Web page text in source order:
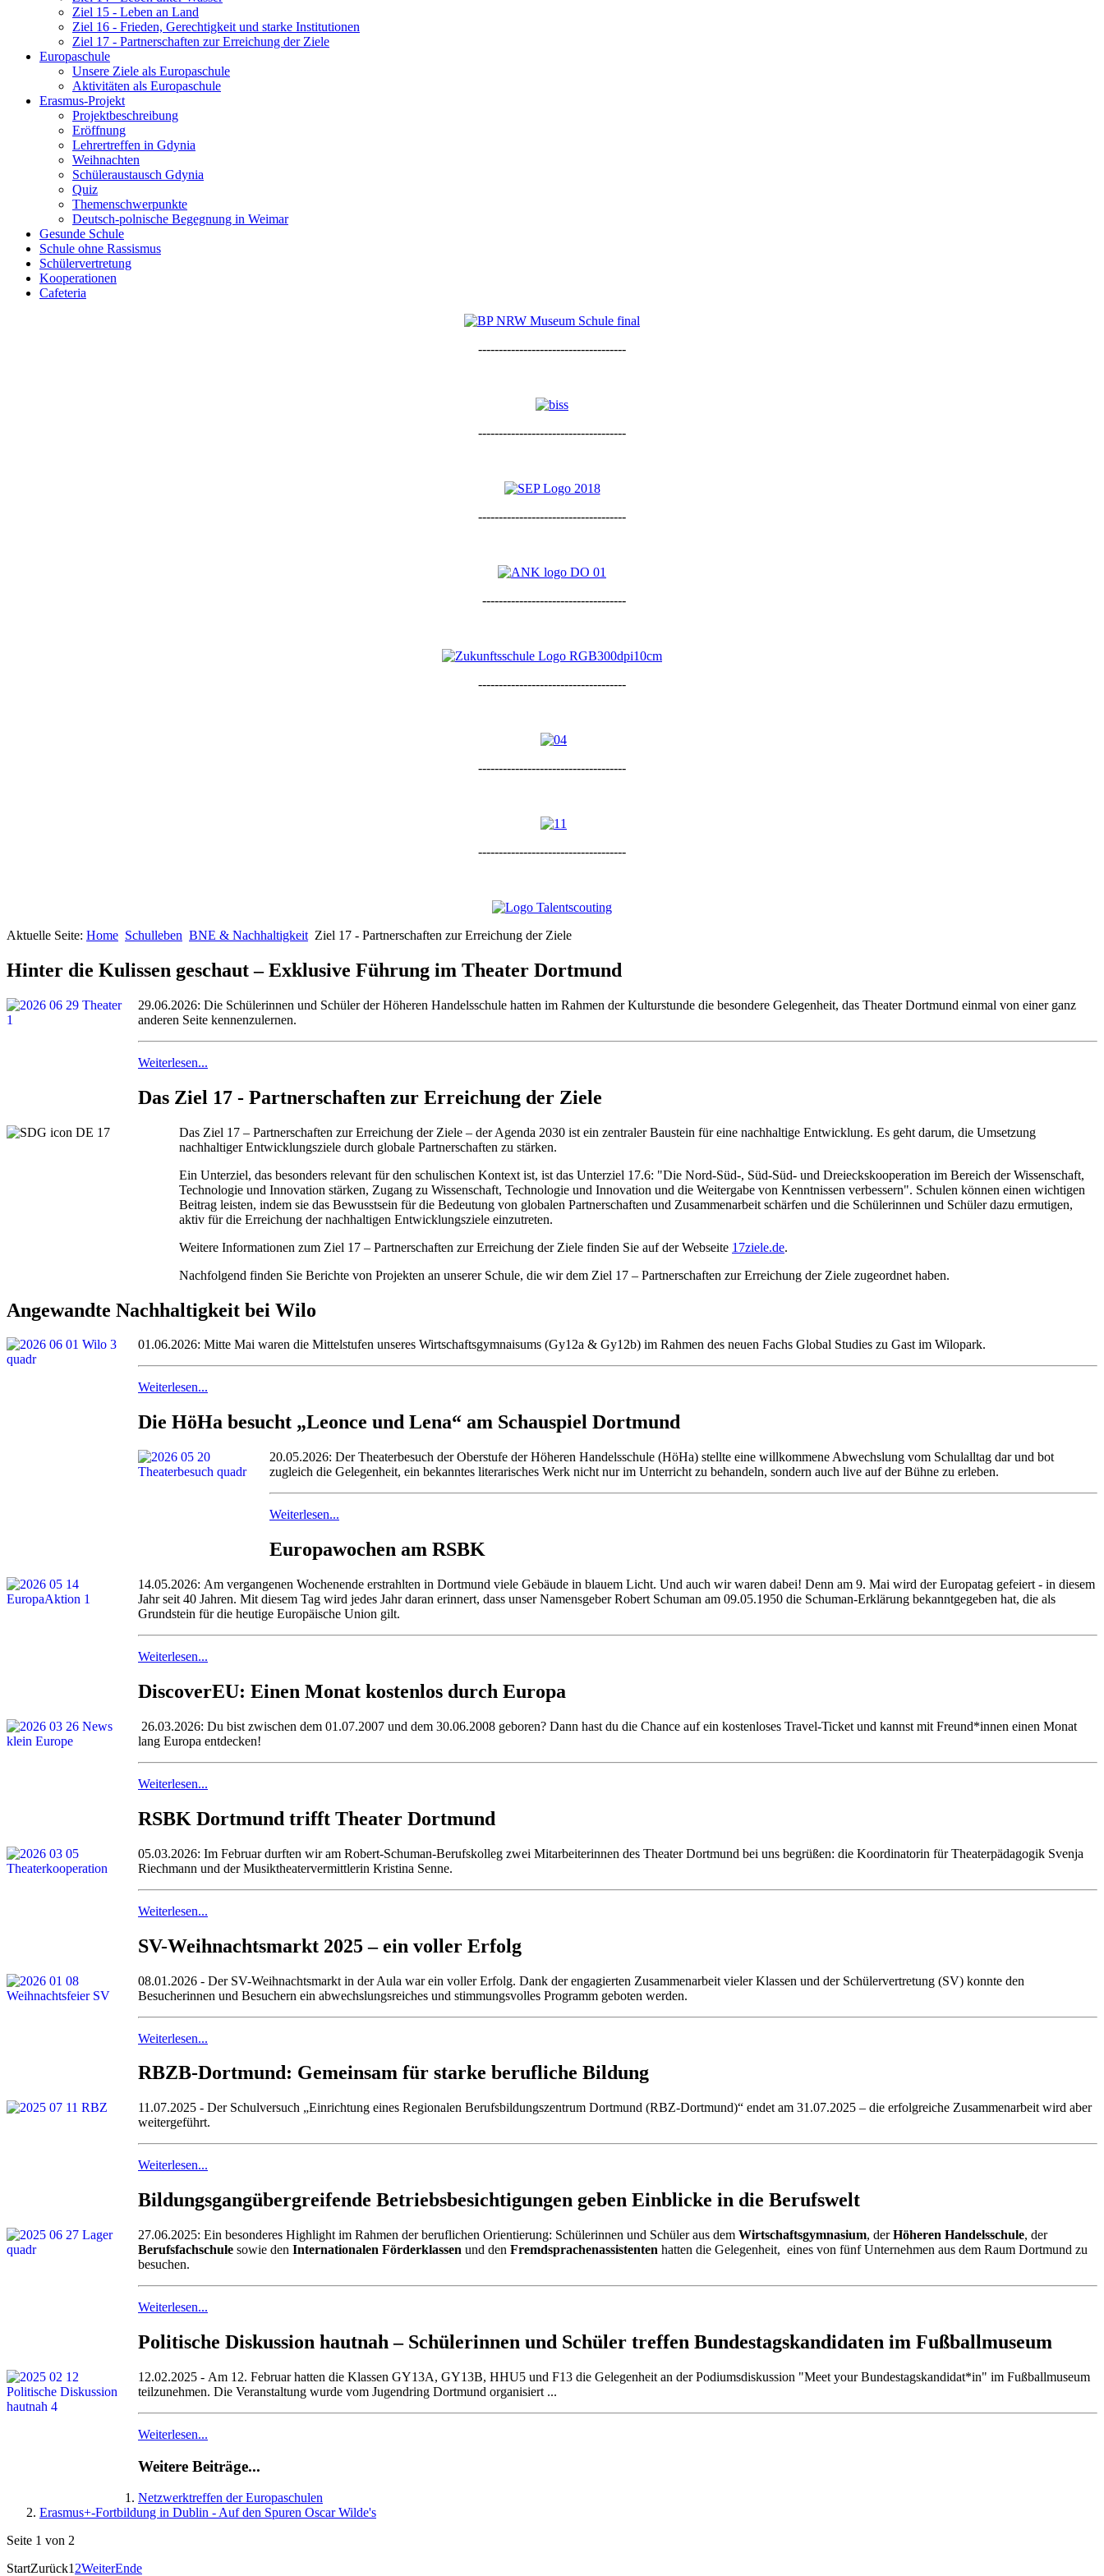
Ziel 15 - Leben an Land
Ziel 16 - Frieden, Gerechtigkeit und starke Institutionen
Ziel 17 - Partnerschaften zur Erreichung der Ziele
Europaschule
Unsere Ziele als Europaschule
Aktivitäten als Europaschule
Erasmus-Projekt
Projektbeschreibung
Eröffnung
Lehrertreffen in Gdynia
Weihnachten
Schüleraustausch Gdynia
Quiz
Themenschwerpunkte
Deutsch-polnische Begegnung in Weimar
Gesunde Schule
Schule ohne Rassismus
Schülervertretung
Kooperationen
Cafeteria
------------------------------------
------------------------------------
------------------------------------
-----------------------------------
------------------------------------
------------------------------------
------------------------------------
Aktuelle Seite: Home Schulleben BNE & Nachhaltigkeit Ziel 17 - Partnerschaften zur Erreichung der Ziele
Hinter die Kulissen geschaut – Exklusive Führung im Theater Dortmund
29.06.2026: Die Schülerinnen und Schüler der Höheren Handelsschule hatten im Rahmen der Kulturstunde die besondere Gelegenheit, das Theater Dortmund einmal von einer ganz
anderen Seite kennenzulernen.
Weiterlesen...
Das Ziel 17 - Partnerschaften zur Erreichung der Ziele
Das Ziel 17 – Partnerschaften zur Erreichung der Ziele – der Agenda 2030 ist ein zentraler Baustein für eine nachhaltige Entwicklung. Es geht darum, die Umsetzung
nachhaltiger Entwicklungsziele durch globale Partnerschaften zu stärken.
Ein Unterziel, das besonders relevant für den schulischen Kontext ist, ist das Unterziel 17.6: "Die Nord-Süd-, Süd-Süd- und Dreieckskooperation im Bereich der Wissenschaft,
Technologie und Innovation stärken, Zugang zu Wissenschaft, Technologie und Innovation und die Weitergabe von Kenntnissen verbessern". Schulen können einen wichtigen
Beitrag leisten, indem sie das Bewusstsein für die Bedeutung von globalen Partnerschaften und Zusammenarbeit schärfen und die Schülerinnen und Schüler dazu ermutigen,
aktiv für die Erreichung der nachhaltigen Entwicklungsziele einzutreten.
Weitere Informationen zum Ziel 17 – Partnerschaften zur Erreichung der Ziele finden Sie auf der Webseite 17ziele.de.
Nachfolgend finden Sie Berichte von Projekten an unserer Schule, die wir dem Ziel 17 – Partnerschaften zur Erreichung der Ziele zugeordnet haben.
Angewandte Nachhaltigkeit bei Wilo
01.06.2026: Mitte Mai waren die Mittelstufen unseres Wirtschaftsgymnaisums (Gy12a & Gy12b) im Rahmen des neuen Fachs Global Studies zu Gast im Wilopark.
Weiterlesen...
Die HöHa besucht „Leonce und Lena“ am Schauspiel Dortmund
20.05.2026: Der Theaterbesuch der Oberstufe der Höheren Handelsschule (HöHa) stellte eine willkommene Abwechslung vom Schulalltag dar und bot
zugleich die Gelegenheit, ein bekanntes literarisches Werk nicht nur im Unterricht zu behandeln, sondern auch live auf der Bühne zu erleben.
Weiterlesen...
Europawochen am RSBK
14.05.2026: Am vergangenen Wochenende erstrahlten in Dortmund viele Gebäude in blauem Licht. Und auch wir waren dabei! Denn am 9. Mai wird der Europatag gefeiert - in diesem
Jahr seit 40 Jahren. Mit diesem Tag wird jedes Jahr daran erinnert, dass unser Namensgeber Robert Schuman am 09.05.1950 die Schuman-Erklärung bekanntgegeben hat, die als
Grundstein für die heutige Europäische Union gilt.
Weiterlesen...
DiscoverEU: Einen Monat kostenlos durch Europa
26.03.2026: Du bist zwischen dem 01.07.2007 und dem 30.06.2008 geboren? Dann hast du die Chance auf ein kostenloses Travel-Ticket und kannst mit Freund*innen einen Monat
lang Europa entdecken!
Weiterlesen...
RSBK Dortmund trifft Theater Dortmund
05.03.2026: Im Februar durften wir am Robert-Schuman-Berufskolleg zwei Mitarbeiterinnen des Theater Dortmund bei uns begrüßen: die Koordinatorin für Theaterpädagogik Svenja
Riechmann und der Musiktheatervermittlerin Kristina Senne.
Weiterlesen...
SV-Weihnachtsmarkt 2025 – ein voller Erfolg
08.01.2026 - Der SV-Weihnachtsmarkt in der Aula war ein voller Erfolg. Dank der engagierten Zusammenarbeit vieler Klassen und der Schülervertretung (SV) konnte den
Besucherinnen und Besuchern ein abwechslungsreiches und stimmungsvolles Programm geboten werden.
Weiterlesen...
RBZB-Dortmund: Gemeinsam für starke berufliche Bildung
11.07.2025 - Der Schulversuch „Einrichtung eines Regionalen Berufsbildungszentrum Dortmund (RBZ-Dortmund)“ endet am 31.07.2025 – die erfolgreiche Zusammenarbeit wird aber
weitergeführt.
Weiterlesen...
Bildungsgangübergreifende Betriebsbesichtigungen geben Einblicke in die Berufswelt
27.06.2025: Ein besonderes Highlight im Rahmen der beruflichen Orientierung: Schülerinnen und Schüler aus dem Wirtschaftsgymnasium, derHöheren Handelsschule, der
Berufsfachschule sowie den Internationalen Förderklassen und den Fremdsprachenassistenten hatten die Gelegenheit, eines von fünf Unternehmen aus dem Raum Dortmund zu
besuchen.
Weiterlesen...
Politische Diskussion hautnah – Schülerinnen und Schüler treffen Bundestagskandidaten im Fußballmuseum
12.02.2025 - Am 12. Februar hatten die Klassen GY13A, GY13B, HHU5 und F13 die Gelegenheit an der Podiumsdiskussion "Meet your Bundestagskandidat*in" im Fußballmuseum
teilzunehmen. Die Veranstaltung wurde vom Jugendring Dortmund organisiert ...
Weiterlesen...
Weitere Beiträge...
Netzwerktreffen der Europaschulen
Erasmus+-Fortbildung in Dublin - Auf den Spuren Oscar Wilde's
Seite 1 von 2
StartZurück1 2WeiterEnde